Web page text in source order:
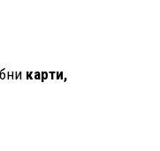
карти,